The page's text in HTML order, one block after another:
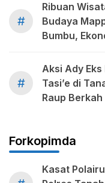
#
Ribuan
Budaya
Bumbu,
#
Aksi Ady
Tasi’e di
Raup Berkah
Forkopimda
Kasat